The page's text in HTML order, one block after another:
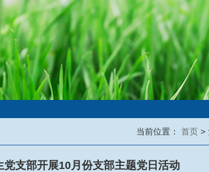
当前位置： 首页 >
支部开展10月份支部主题党日活动